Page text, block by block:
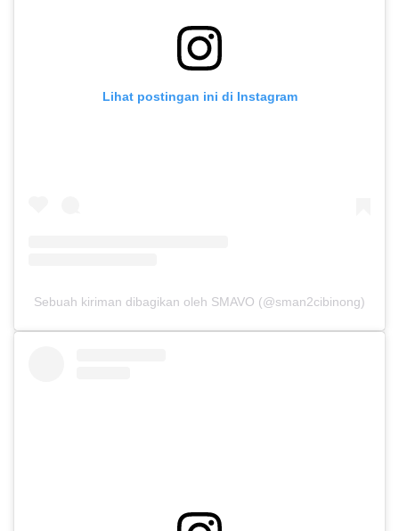
Lihat postingan ini di Instagram
Sebuah kiriman dibagikan oleh SMAVO (@sman2cibinong)